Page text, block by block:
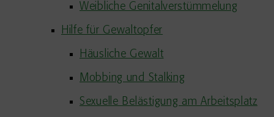
Weibliche Genitalverstümmelung
Hilfe für Gewaltopfer
Häusliche Gewalt
Mobbing und Stalking
Sexuelle Belästigung am Arbeitsplatz